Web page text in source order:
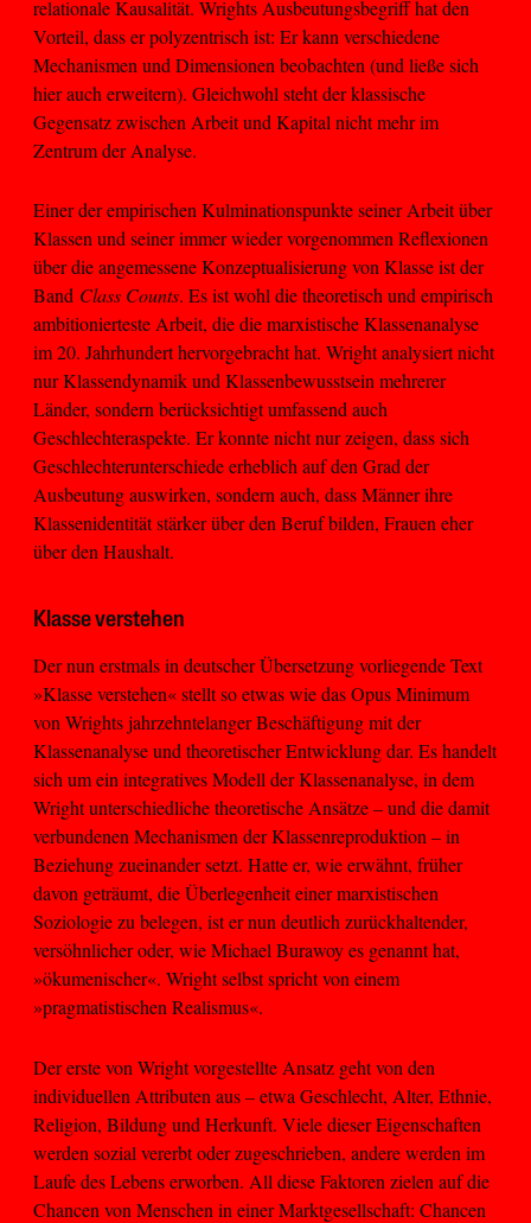
relationale Kausalität. Wrights Ausbeutungsbegriff hat den
Vorteil, dass er polyzentrisch ist: Er kann verschiedene
Mechanismen und Dimensionen beobachten (und ließe sich
hier auch erweitern). Gleichwohl steht der klassische
Gegensatz zwischen Arbeit und Kapital nicht mehr im
Zentrum der Analyse.
Einer der empirischen Kulminationspunkte seiner Arbeit über
Klassen und seiner immer wieder vorgenommen Reflexionen
über die angemessene Konzeptualisierung von Klasse ist der
Band Class Counts. Es ist wohl die theoretisch und empirisch
ambitionierteste Arbeit, die die marxistische Klassenanalyse
im 20. Jahrhundert hervorgebracht hat. Wright analysiert nicht
nur Klassendynamik und Klassenbewusstsein mehrerer
Länder, sondern berücksichtigt umfassend auch
Geschlechteraspekte. Er konnte nicht nur zeigen, dass sich
Geschlechterunterschiede erheblich auf den Grad der
Ausbeutung auswirken, sondern auch, dass Männer ihre
Klassenidentität stärker über den Beruf bilden, Frauen eher
über den Haushalt.
Klasse verstehen
Der nun erstmals in deutscher Übersetzung vorliegende Text
»Klasse verstehen« stellt so etwas wie das Opus Minimum
von Wrights jahrzehntelanger Beschäftigung mit der
Klassenanalyse und theoretischer Entwicklung dar. Es handelt
sich um ein integratives Modell der Klassenanalyse, in dem
Wright unterschiedliche theoretische Ansätze – und die damit
verbundenen Mechanismen der Klassenreproduktion – in
Beziehung zueinander setzt. Hatte er, wie erwähnt, früher
davon geträumt, die Überlegenheit einer marxistischen
Soziologie zu belegen, ist er nun deutlich zurückhaltender,
versöhnlicher oder, wie Michael Burawoy es genannt hat,
»ökumenischer«. Wright selbst spricht von einem
»pragmatistischen Realismus«.
Der erste von Wright vorgestellte Ansatz geht von den
individuellen Attributen aus – etwa Geschlecht, Alter, Ethnie,
Religion, Bildung und Herkunft. Viele dieser Eigenschaften
werden sozial vererbt oder zugeschrieben, andere werden im
Laufe des Lebens erworben. All diese Faktoren zielen auf die
Chancen von Menschen in einer Marktgesellschaft: Chancen